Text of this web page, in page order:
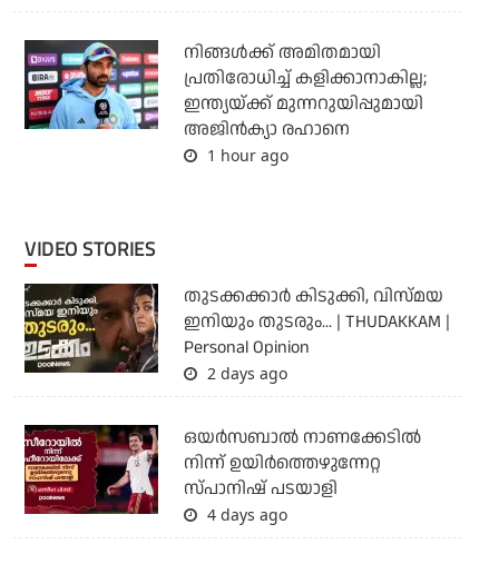
നിങ്ങള്‍ക്ക് അമിതമായി
പ്രതിരോധിച്ച് കളിക്കാനാകില്ല;
ഇന്ത്യയ്ക്ക് മുന്നറുയിപ്പുമായി
അജിന്‍ക്യാ രഹാനെ
1 hour ago
VIDEO STORIES
തുടക്കക്കാര്‍ കിടുക്കി, വിസ്മയ
ഇനിയും തുടരും... | THUDAKKAM |
Personal Opinion
2 days ago
ഒയര്‍സബാൽ നാണക്കേടിൽ
നിന്ന് ഉയിർത്തെഴുന്നേറ്റ
സ്പാനിഷ് പടയാളി
4 days ago